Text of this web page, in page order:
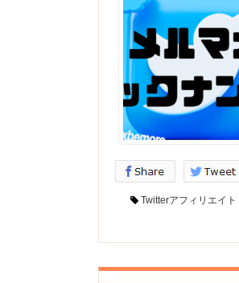
Twitterアフィリエイト